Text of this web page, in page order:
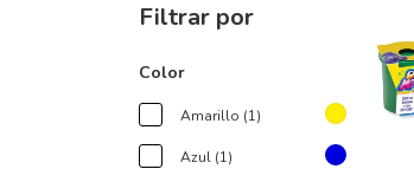
Filtrar por
Color
Amarillo (1)
Azul (1)